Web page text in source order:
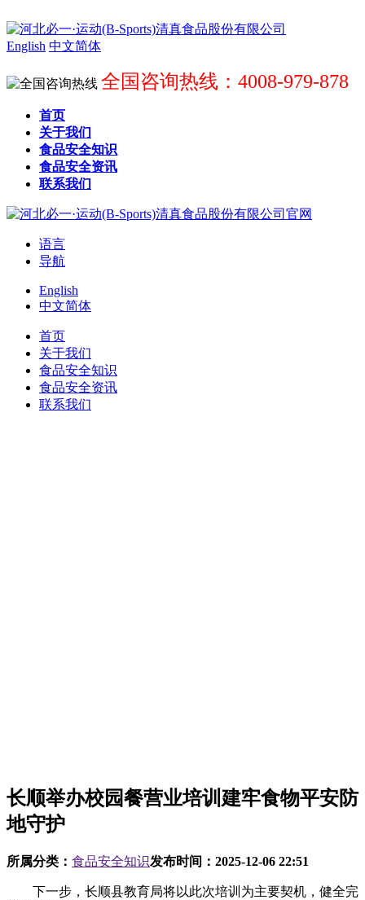
English 中文简体
全国咨询热线：4008-979-878
首页
关于我们
食品安全知识
食品安全资讯
联系我们
语言
导航
English
中文简体
首页
关于我们
食品安全知识
食品安全资讯
联系我们
长顺举办校园餐营业培训建牢食物平安防
地守护
所属分类： 食品安全知识发布时间： 2025-12-06 22:51
下一步，长顺县教育局将以此次培训为主要契机，健全完